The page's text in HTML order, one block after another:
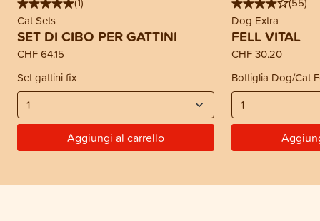
Cat Sets
SET DI CIBO PER GATTINI
CHF 64.15
Set gattini fix
Aggiungi al carrello
Dog Extra
FELL VITAL
CHF 30.20
Bottiglia Dog/Cat